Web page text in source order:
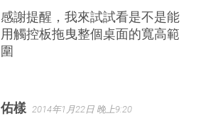
感謝提醒，我來試試看是不是能
用觸控板拖曳整個桌面的寬高範
圍
佑樣 2014年1月22日 晚上9:20